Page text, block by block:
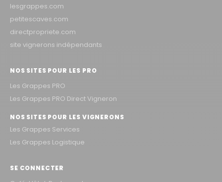
lesgrappes.com
petitescaves.com
directpropriete.com
site vignerons indépendants
NOS SITES POUR LES PRO
Les Grappes PRO
Les Grappes PRO Direct Vigneron
NOS SITES POUR LES VIGNERONS
Les Grappes Services
Les Grappes Logistique
SE CONNECTER